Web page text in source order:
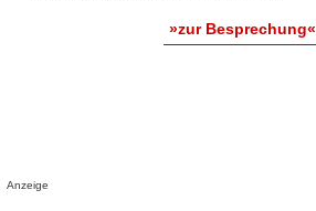
»zur Besprechung«
Anzeige